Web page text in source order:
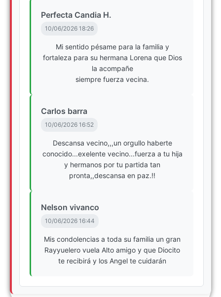
Perfecta Candia H.
10/06/2026 18:26
Mi sentido pésame para la familia y
fortaleza para su hermana Lorena que Dios
la acompañe
siempre fuerza vecina.
Carlos barra
10/06/2026 16:52
Descansa vecino,,,un orgullo haberte
conocido...exelente vecino...fuerza a tu hija
y hermanos por tu partida tan
pronta,,descansa en paz.!!
Nelson vivanco
10/06/2026 16:44
Mis condolencias a toda su familia un gran
Rayyuelero vuela Alto amigo y que Diocito
te recibirá y los Angel te cuidarán